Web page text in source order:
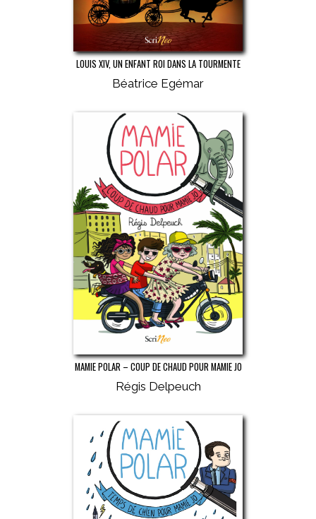
LOUIS XIV, UN ENFANT ROI DANS LA TOURMENTE
Béatrice Egémar
MAMIE POLAR – COUP DE CHAUD POUR MAMIE JO
Régis Delpeuch